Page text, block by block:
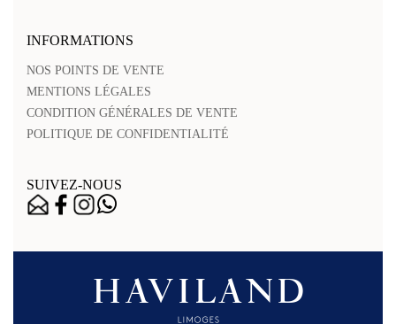
INFORMATIONS
NOS POINTS DE VENTE
MENTIONS LÉGALES
CONDITION GÉNÉRALES DE VENTE
POLITIQUE DE CONFIDENTIALITÉ
SUIVEZ-NOUS